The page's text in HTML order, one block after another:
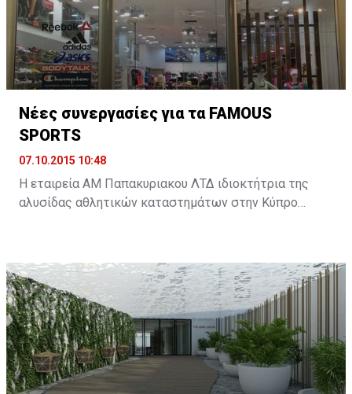
παγκόσμιας οικονομίας. ...
Νέες συνεργασίες για τα FAMOUS
SPORTS
07.10.2015 10:48
Η εταιρεία ΑΜ Παπακυριακου ΛΤΔ ιδιοκτήτρια της
αλυσίδας αθλητικών καταστημάτων στην Κύπρο
αγορά με δυο νέες συνεργασίες.